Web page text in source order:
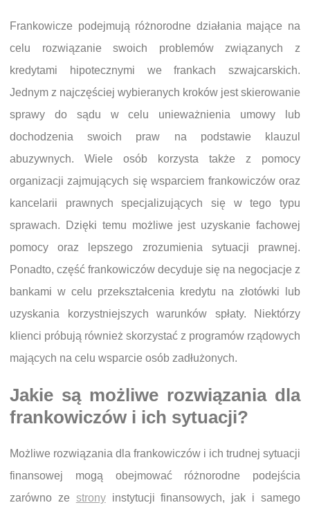
Frankowicze podejmują różnorodne działania mające na
celu rozwiązanie swoich problemów związanych z
kredytami hipotecznymi we frankach szwajcarskich.
Jednym z najczęściej wybieranych kroków jest skierowanie
sprawy do sądu w celu unieważnienia umowy lub
dochodzenia swoich praw na podstawie klauzul
abuzywnych. Wiele osób korzysta także z pomocy
organizacji zajmujących się wsparciem frankowiczów oraz
kancelarii prawnych specjalizujących się w tego typu
sprawach. Dzięki temu możliwe jest uzyskanie fachowej
pomocy oraz lepszego zrozumienia sytuacji prawnej.
Ponadto, część frankowiczów decyduje się na negocjacje z
bankami w celu przekształcenia kredytu na złotówki lub
uzyskania korzystniejszych warunków spłaty. Niektórzy
klienci próbują również skorzystać z programów rządowych
mających na celu wsparcie osób zadłużonych.
Jakie są możliwe rozwiązania dla
frankowiczów i ich sytuacji?
Możliwe rozwiązania dla frankowiczów i ich trudnej sytuacji
finansowej mogą obejmować różnorodne podejścia
zarówno ze stronyinstytucji finansowych, jak i samego